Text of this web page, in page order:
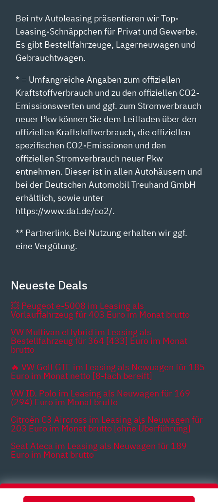
Bei ntv Autoleasing präsentieren wir Top-
Leasing-Schnäppchen für Privat und Gewerbe.
Es gibt Bestellfahrzeuge, Lagerneuwagen und
Gebrauchtwagen.
* = Umfangreiche Angaben zum offiziellen
Kraftstoffverbrauch und zu den offiziellen CO2-
Emissionswerten und ggf. zum Stromverbrauch
neuer Pkw können Sie dem Leitfaden über den
offiziellen Kraftstoffverbrauch, die offiziellen
spezifischen CO2-Emissionen und den
offiziellen Stromverbrauch neuer Pkw
entnehmen. Dieser ist in allen Autohäusern und
bei der Deutschen Automobil Treuhand GmbH
erhältlich, sowie unter
https://www.dat.de/co2/.
** Partnerlink. Bei Nutzung erhalten wir ggf.
eine Vergütung.
Neueste Deals
💥 Peugeot e-5008 im Leasing als
Vorlauffahrzeug für 403 Euro im Monat brutto
VW Multivan eHybrid im Leasing als
Bestellfahrzeug für 364 [433] Euro im Monat
brutto
🔥 VW Golf GTE im Leasing als Newuagen für 185
Euro im Monat netto [8-fach bereift]
VW ID. Polo im Leasing als Neuwagen für 169
(294) Euro im Monat brutto
Citroën C3 Aircross im Leasing als Neuwagen für
203 Euro im Monat brutto [ohne Überführung]
Seat Ateca im Leasing als Neuwagen für 189
Euro im Monat brutto